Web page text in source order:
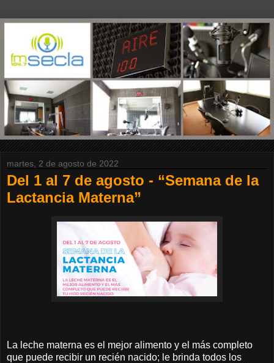
martes, 2 de agosto de 2022
Del 1 al 7 de agosto - “Semana de la
Lactancia Materna”
La leche materna es el mejor alimento y el más completo
que puede recibir un recién nacido; le brinda todos los